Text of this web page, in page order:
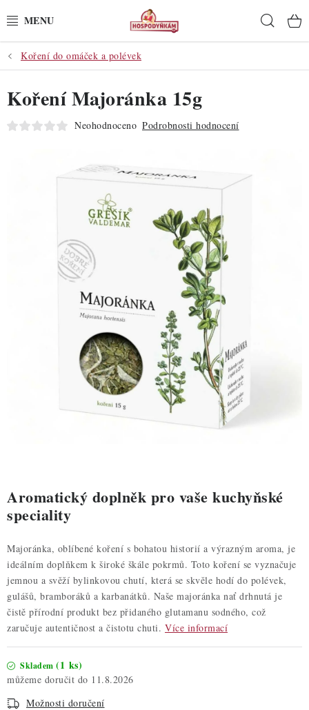
na
POTŘEBY
POMŮCKY
SUROVINY
DO KUCHYNĚ
POCHUTINY
ZDRAVÉ PEČENÍ
DÁRKOVÉ POUKAZY
TÉMATICKÉ PRODUKTY
ZNAČKY
Hodnocení obchodu
Blog
Moje objednávka
Podmínky ochrany osobních údajů
Koření do omáček a polévek
Aromatický doplněk pro vaše kuchyňské
speciality
Majoránka, oblíbené koření s bohatou historií a výrazným aroma, je
ideálním doplňkem k široké škále pokrmů. Toto koření se vyznačuje
jemnou a svěží bylinkovou chutí, která se skvěle hodí do polévek,
gulášů, bramboráků a karbanátků. Naše majoránka nať drhnutá je
čistě přírodní produkt bez přidaného glutamanu sodného, což
zaručuje autentičnost a čistotu chuti. Více informací
Skladem (1 ks)
11.8.2026
Možnosti doručení
Koření Majoránka 15g
Neohodnoceno Podrobnosti hodnocení